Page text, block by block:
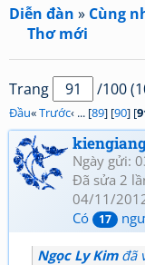
Diễn đàn » Cùng
Thơ mới
Trang /100
Đầu«Trước‹ ... [89] [90] [
Ngày gửi:
Đã sửa 2
04/11/
Có
17
Ngọc Ly Kimđã